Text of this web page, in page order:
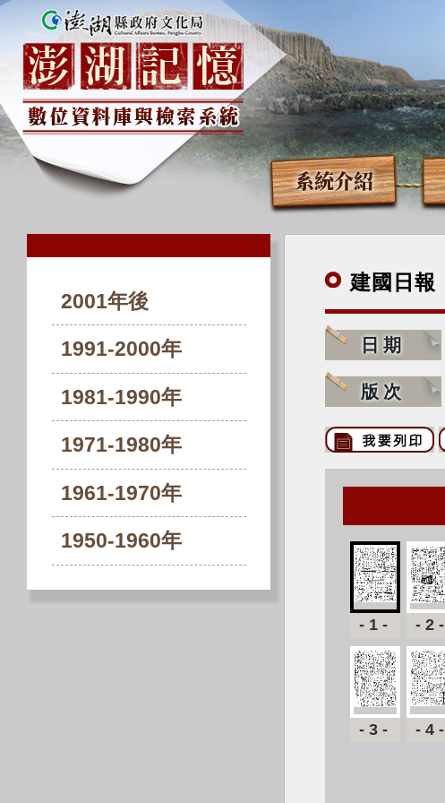
系統介紹
2001年後
1991-2000年
1981-1990年
1971-1980年
1961-1970年
1950-1960年
建國 日報
日期
版次
-1- -2-
-3- -4-